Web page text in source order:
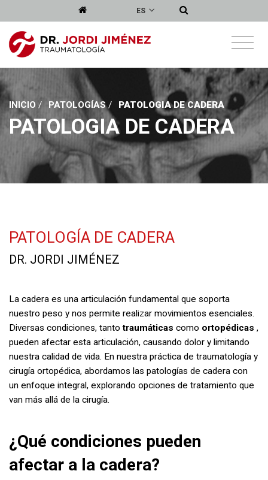
ES
INICIO / PATOLOGÍAS / PATOLOGIA DE CADERA
PATOLOGIA DE CADERA
PATOLOGÍA DE CADERA
DR. JORDI JIMÉNEZ
La cadera es una articulación fundamental que soporta
nuestro peso y nos permite realizar movimientos esenciales.
Diversas condiciones, tantotraumáticas como ortopédicas ,
pueden afectar esta articulación, causando dolor y limitando
nuestra calidad de vida. En nuestra práctica de traumatología y
cirugía ortopédica, abordamos las patologías de cadera con
un enfoque integral, explorando opciones de tratamiento que
van más allá de la cirugía.
¿Qué condiciones pueden
afectar a la cadera?